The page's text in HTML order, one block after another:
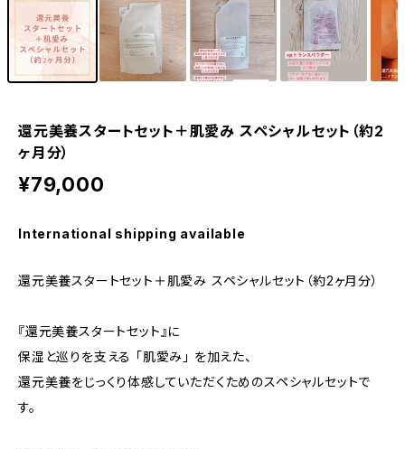
還元美養スタートセット＋肌愛み スペシャルセット（約2
ヶ月分）
¥79,000
International shipping available
還元美養スタートセット＋肌愛み スペシャルセット（約2ヶ月分）
『還元美養スタートセット』に
保湿と巡りを支える 「肌愛み」 を加えた、
還元美養をじっくり体感していただくためのスペシャルセットで
す。